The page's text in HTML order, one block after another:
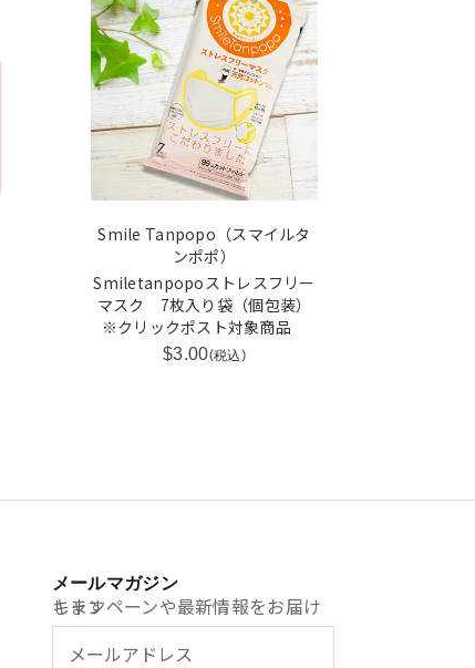
Smile Tanpopo（スマイルタ
ンポポ）
Smiletanpopoストレスフリー
マスク 7枚入り袋（個包装）
※クリックポスト対象商品
$3.00(税込)
メールマガジン
キャンペーンや最新情報をお届けします